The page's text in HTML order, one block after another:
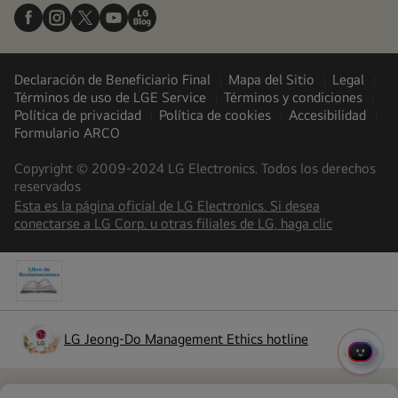
Declaración de Beneficiario Final Mapa del Sitio
Legal
Términos de uso de LGE Service
Términos y condiciones
Política de privacidad
Política de cookies
Accesibilidad
Formulario ARCO
Copyright © 2009-2024 LG Electronics. Todos los derechos
reservados
Esta es la página oficial de LG Electronics. Si desea
conectarse a LG Corp. u otras filiales de LG, haga clic(
a
LG Jeong-Do Management Ethics hotline
opens
MENÚ